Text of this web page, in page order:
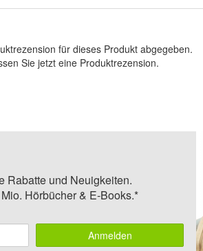
für dieses Produkt abgegeben.
Sie jetzt eine Produktrezension.
Rabatte und Neuigkeiten.
Hörbücher & E-Books.*
Anmelden